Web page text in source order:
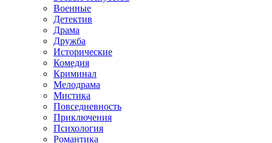
Военные
Детектив
Драма
Дружба
Исторические
Комедия
Криминал
Мелодрама
Мистика
Повседневность
Приключения
Психология
Романтика